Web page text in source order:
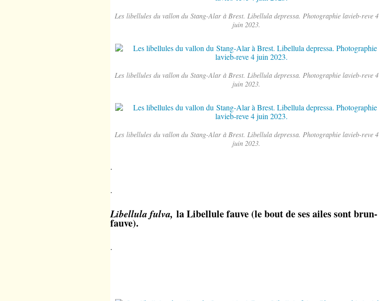
Les libellules du vallon du Stang-Alar à Brest. Libellula depressa. Photographie lavieb-reve 4
juin 2023.
Les libellules du vallon du Stang-Alar à Brest. Libellula depressa. Photographie lavieb-reve 4
juin 2023.
Les libellules du vallon du Stang-Alar à Brest. Libellula depressa. Photographie lavieb-reve 4
juin 2023.
.
.
Libellula fulva, la Libellule fauve (le bout de ses ailes sont brun-
fauve).
.